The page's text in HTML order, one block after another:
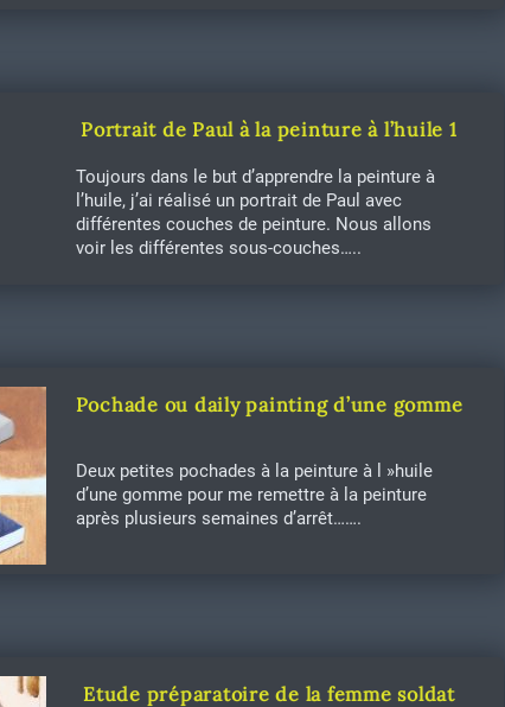
Portrait de Paul à la peinture à l’huile 1
Toujours dans le but d’apprendre la peinture à
l’huile, j’ai réalisé un portrait de Paul avec
différentes couches de peinture. Nous allons
voir les différentes sous-couches…..
Pochade ou daily painting d’une gomme
Deux petites pochades à la peinture à l »huile
d’une gomme pour me remettre à la peinture
après plusieurs semaines d’arrêt…….
Etude préparatoire de la femme soldat